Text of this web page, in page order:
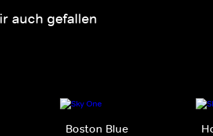
auch gefallen
Boston Blue